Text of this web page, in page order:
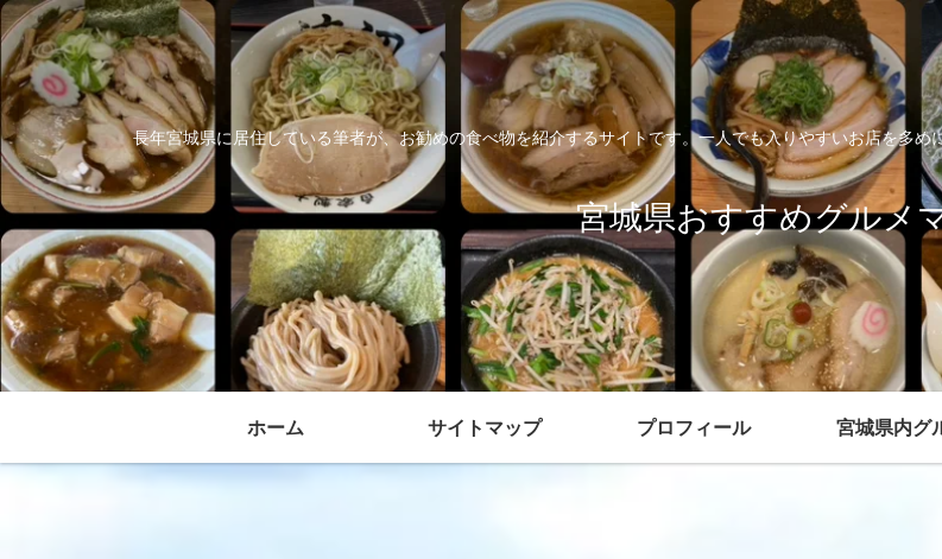
長年宮城県に居住している筆者が、お勧めの食べ物を紹介するサイトです。一人でも入りやすいお店を多
宮城県おすすめグルメ
ホーム サイトマップ プロフィール 宮城県内グ